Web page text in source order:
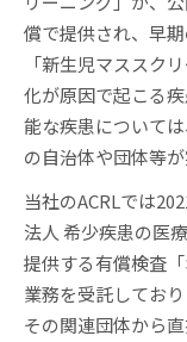
償で提供され、早
「新⽣児マススク
化が原因で起こる
能な疾患について
の自治体や団体等が
当社のACRLでは
法⼈ 希少疾患の医
提供する有償検査
業務を受託してお
その関連団体から